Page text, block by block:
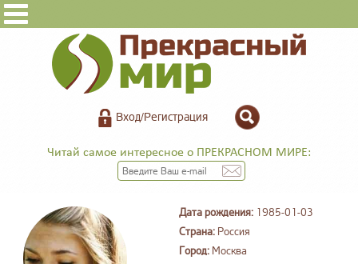
Вход/Регистрация
Читай самое интересное о ПРЕКРАСНОМ МИРЕ:
Дата рождения: 1985-01-03
Страна: Россия
Город: Москва